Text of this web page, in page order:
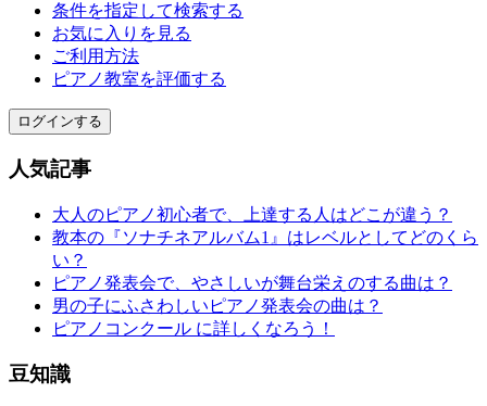
条件を指定して検索する
お気に入りを見る
ご利用方法
ピアノ教室を評価する
ログインする
人気記事
大人のピアノ初心者で、上達する人はどこが違う？
教本の『ソナチネアルバム1』はレベルとしてどのくら
い？
ピアノ発表会で、やさしいが舞台栄えのする曲は？
男の子にふさわしいピアノ発表会の曲は？
ピアノコンクール に詳しくなろう！
豆知識